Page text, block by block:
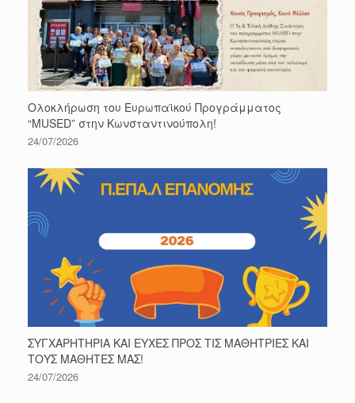
Ολοκλήρωση του Ευρωπαϊκού Προγράμματος
“MUSED” στην Κωνσταντινούπολη!
24/07/2026
ΣΥΓΧΑΡΗΤΗΡΙΑ ΚΑΙ ΕΥΧΕΣ ΠΡΟΣ ΤΙΣ ΜΑΘΗΤΡΙΕΣ ΚΑΙ
ΤΟΥΣ ΜΑΘΗΤΕΣ ΜΑΣ!
24/07/2026